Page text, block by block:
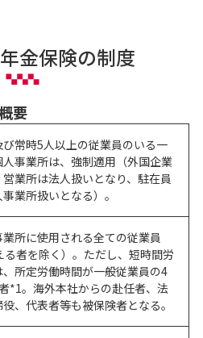
金保険の制度
要
常時5人以上の従業員のいる一
事業所は、強制適用（外国企業
業所は法人扱いとなり、駐在員
業所扱いとなる）。
所に使用される全ての従業員
る者を除く）。ただし、短時間労
所定労働時間が一般従業員の4
*1。海外本社からの赴任者、法
、代表者等も被保険者となる。